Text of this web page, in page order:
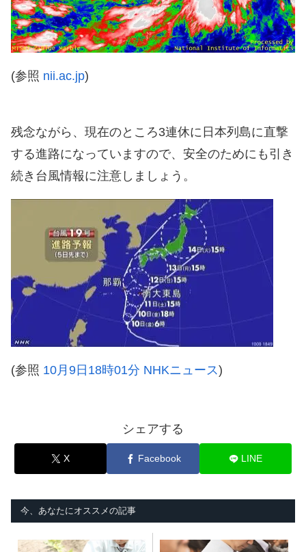
(参照 nii.ac.jp)
残念ながら、現在のところ3連休に日本列島に直撃
する進路になっていますので、安全のためにも引き
続き台風情報に注意しましょう。
(参照 10月9日18時01分 NHKニュース)
シェアする
X Facebook LINE
今、あなたにオススメの記事